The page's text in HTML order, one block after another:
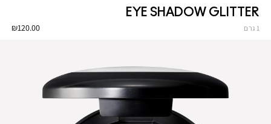
EYE SHADOW GLITTER
₪120.00 1 גרם